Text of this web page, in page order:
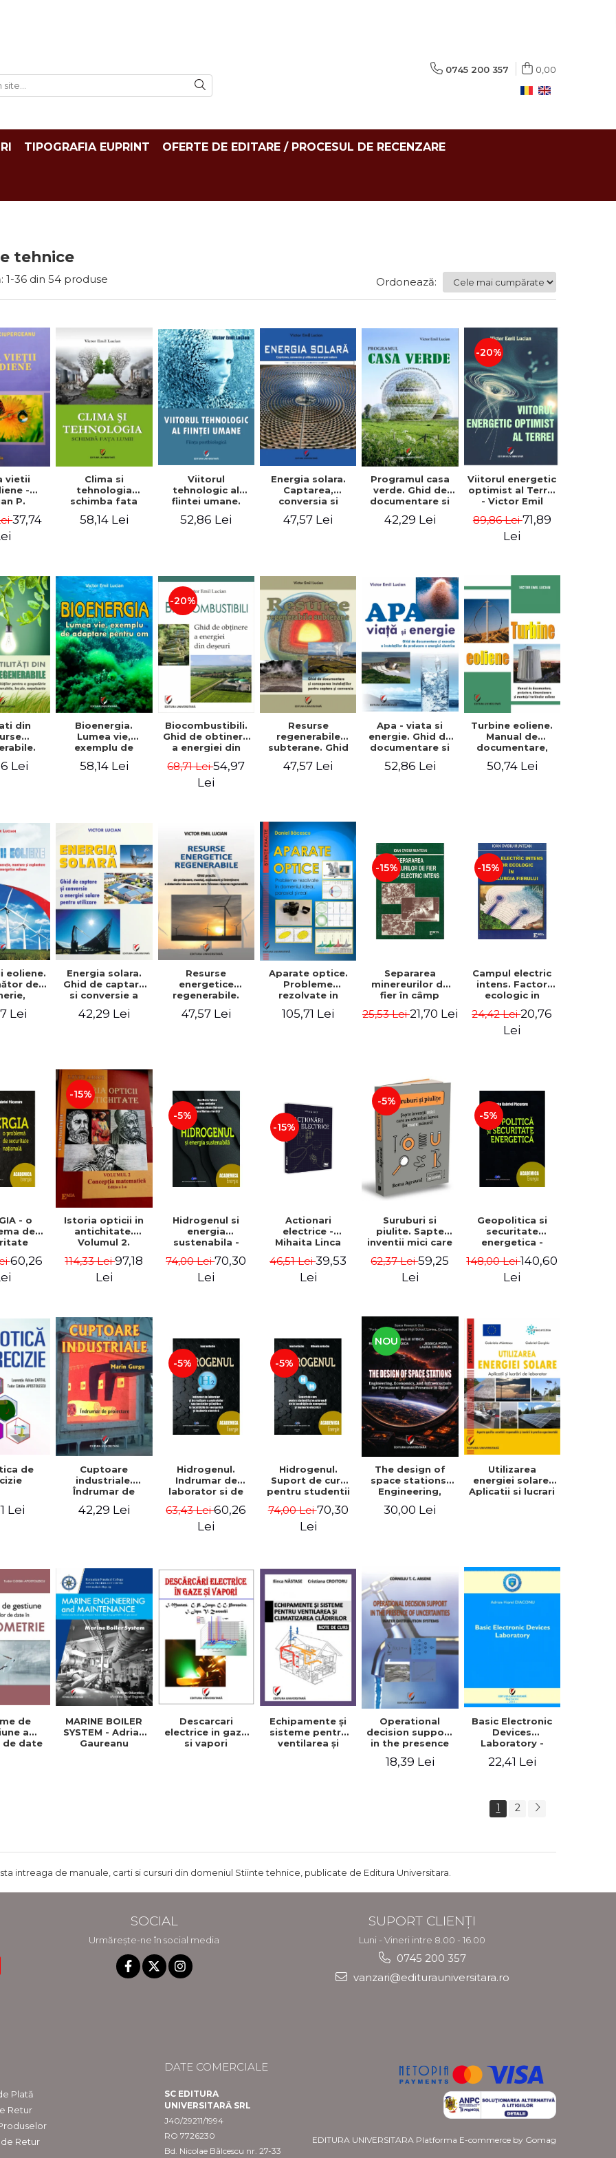
0745 200 357 0,00
TIPOGRAFIA EUPRINT OFERTE DE EDITARE / PROCESUL DE RECENZARE
tehnice
1-36 din 54 produse Ordonează:
vietii
-
P.
37,74
Clima si
tehnologia
schimba fata
lumii - Victor Emil
Lucian
58,14 Lei
Viitorul
tehnologic al
fiintei umane.
postbiologica -
52,86 Lei
Energia solara.
Captarea,
conversia si
utilizarea
energiei solare.
47,57 Lei
Programul casa
verde. Ghid de
documentare si
implementare a
programului, pe
42,29 Lei
-20%
Viitorul energetic
optimist al Terrei
- Victor Emil
89,86 Lei71,89
Lei
din
a
-
Emil
Lei
Bioenergia.
Lumea vie,
exemplu de
adaptare pentru
om - Victor Emil
58,14 Lei
-20%
Biocombustibili.
Ghid de obtinere
a energiei din
Emil Lucian
68,71 Lei54,97
Lei
Resurse
regenerabile
subterane. Ghid
de documentare
si concepere a
47,57 Lei
Apa - viata si
energie. Ghid de
documentare si
executie a
instalatiilor de
52,86 Lei
Turbine eoliene.
Manual de
documentare,
proiectare,
dimensionare si
50,74 Lei
eoliene.
de
si
Lei
Energia solara.
Ghid de captare
si conversie a
pentru utilizare -
42,29 Lei
Resurse
energetice
regenerabile.
proiectare,
regenerabile -
Victor Emil
Lucian
47,57 Lei
Aparate optice.
Probleme
rezolvate in
paraxial si real -
105,71 Lei
-15%
Separarea
minereurilor de
fier în câmp
Ioan Ovidiu
25,53 Lei21,70 Lei
-15%
Campul electric
intens. Factor
ecologic in
fierului - Ioan
Ovidiu Muntean
24,42 Lei20,76
Lei
- o
de
Gabriel
60,26
-15%
Istoria opticii in
antichitate.
Volumul 2.
matematica.
Editia a II-a - Liviu
114,33 Lei97,18
Lei
-5%
Hidrogenul si
energia
sustenabila -
Ioan Iordache,
Lacramioara
74,00 Lei70,30
Lei
-15%
Actionari
electrice -
Mihaita Linca
46,51 Lei39,53
Lei
-5%
Suruburi si
piulite. Sapte
inventii mici care
lumea (in mare
masura) - Roma
62,37 Lei59,25
Lei
-5%
Geopolitica si
securitate
energetica -
Pacuraru
148,00 Lei140,60
Lei
de
Lei
Cuptoare
industriale.
Îndrumar de
42,29 Lei
-5%
Hidrogenul.
Indrumar de
laborator si de
proiectelor sau
lucrarilor
inginerie
electrica - Ioan
Iordache
63,43 Lei60,26
Lei
-5%
Hidrogenul.
Suport de curs
pentru studentii
la facultatile de
energetica si
Iordache
74,00 Lei70,30
Lei
NOU
The design of
space stations.
Engineering,
infrastructure for
30,00 Lei
Utilizarea
energiei solare.
Aplicatii si lucrari
de
a
de date
MARINE BOILER
SYSTEM - Adrian
Gaureanu
Descarcari
electrice in gaze
si vapori
Echipamente şi
sisteme pentru
ventilarea şi
Operational
decision support
in the presence
Water
18,39 Lei
Basic Electronic
Devices
Laboratory -
Diaconu
22,41 Lei
1 2
intreaga de manuale, carti si cursuri din domeniul Stiinte tehnice, publicate de Editura Universitara.
SOCIAL
Urmărește-ne în social media
SUPORT CLIENȚI
Luni - Vineri intre 8.00 - 16.00
0745 200 357
vanzari@editurauniversitara.ro
Plată
Retur
Retur
DATE COMERCIALE
SC EDITURA
UNIVERSITARĂ SRL
J40/29211/1994
RO 7726230
Bd. Nicolae Bălcescu nr. 27-33
EDITURA UNIVERSITARA Platforma E-commerce by Gomag